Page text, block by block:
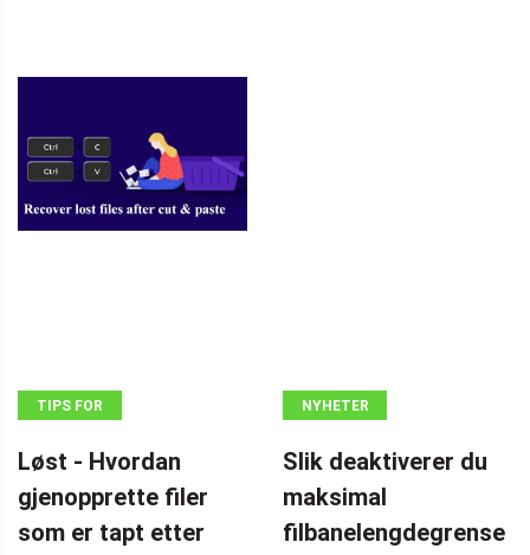
TIPS FOR
AV DATA
Løst - Hvordan
gjenopprette filer
som er tapt etter
NYHETER
Slik deaktiverer du
maksimal
filbanelengdegrense